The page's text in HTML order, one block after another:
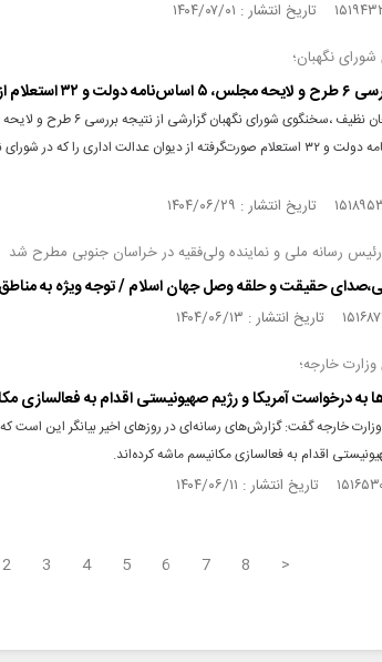
نگهبان؛
از دیوان عدالت اداری
هادی طحان نظیف ،سخنگوی
۵ اساس‌نامه دولت و ۳۲ استعلام صورت‌گرفته از دیوان عدالت اداری را که
رئیس رسانه ملی و نماینده ولی‌فقیه در خراسان جنوبی مطرح شد
حقیقت و حلقه وصل جهان اسلام / توجه ویژه به
خارجه؛
به درخواست آمریکا و رژیم صهیونیستی اقدام به فعالسازی
خارجه گفت: گزارش‌های رسانه‌ای در روز‌های اخیر بیانگر این است که
اقدام به فعالسازی مکانیسم ماشه کرده‌اند.
2 3 4 5 6 7 8 >